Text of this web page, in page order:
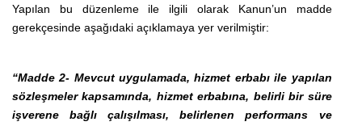
Yapılan bu düzenleme ile ilgili olarak Kanun’un madde
gerekçesinde aşağıdaki açıklamaya yer verilmiştir:
“Madde 2- Mevcut uygulamada, hizmet erbabı ile yapılan
sözleşmeler kapsamında, hizmet erbabına, belirli bir süre
işverene bağlı çalışılması, belirlenen performans ve